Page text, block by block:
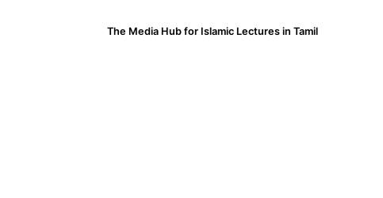
The Media Hub for Islamic Lectures in Tamil